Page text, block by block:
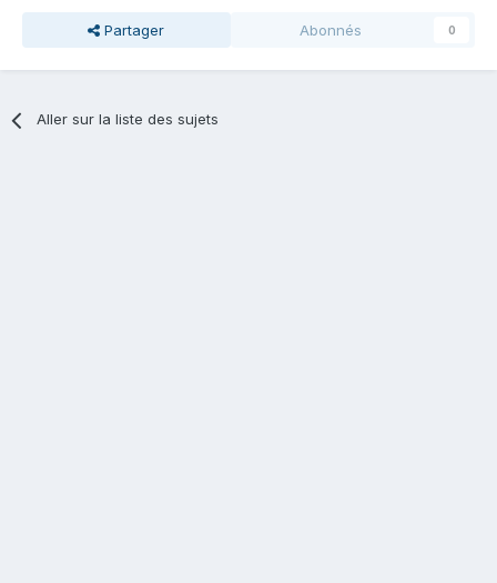
Partager Abonnés 0
Aller sur la liste des sujets